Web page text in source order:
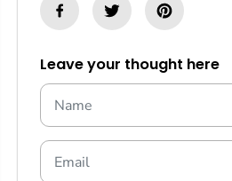
Leave your thought here